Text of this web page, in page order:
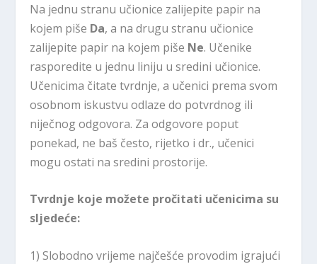
Na jednu stranu učionice zalijepite papir na
kojem piše Da, a na drugu stranu učionice
zalijepite papir na kojem piše Ne. Učenike
rasporedite u jednu liniju u sredini učionice.
Učenicima čitate tvrdnje, a učenici prema svom
osobnom iskustvu odlaze do potvrdnog ili
niječnog odgovora. Za odgovore poput
ponekad, ne baš često, rijetko i dr., učenici
mogu ostati na sredini prostorije.
Tvrdnje koje možete pročitati učenicima su
sljedeće:
1) Slobodno vrijeme najčešće provodim igrajući